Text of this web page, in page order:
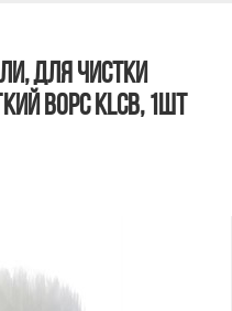
ДЛЯ ЧИСТКИ
ВОРС KLCB, 1ШТ